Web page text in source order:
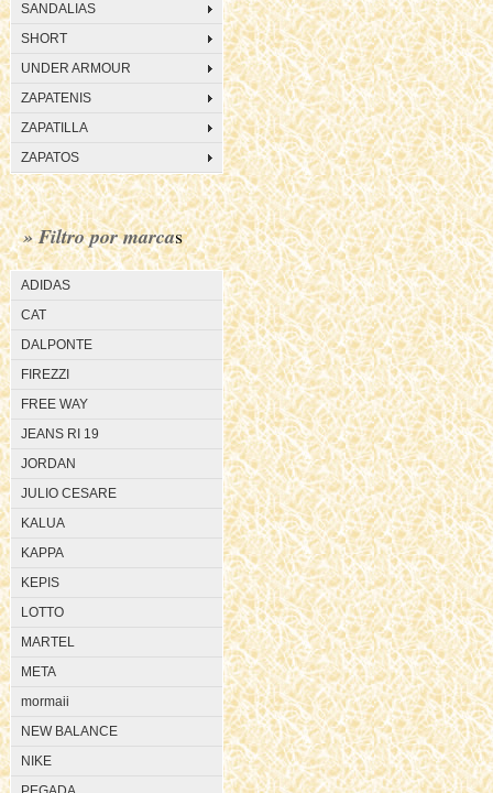
SANDALIAS
SHORT
UNDER ARMOUR
ZAPATENIS
ZAPATILLA
ZAPATOS
» Filtro por marcas
ADIDAS
CAT
DALPONTE
FIREZZI
FREE WAY
JEANS RI 19
JORDAN
JULIO CESARE
KALUA
KAPPA
KEPIS
LOTTO
MARTEL
META
mormaii
NEW BALANCE
NIKE